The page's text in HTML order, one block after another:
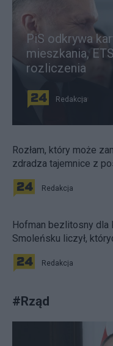
PiS odkrywa
mieszkania,
rozliczenia
Redakcja
Rozłam, który może
zdradza tajemnice z
Redakcja
Hofman bezlitosny dla
Smoleńsku liczył,
Redakcja
#Rząd